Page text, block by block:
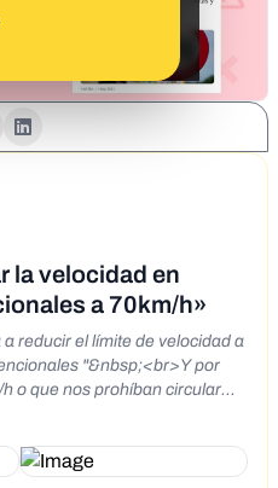
la velocidad en
a 70km/h»
reducir el límite de velocidad a
"&nbsp;<br>Y por
o que nos prohíban circular...
hacer para sacarnos hasta